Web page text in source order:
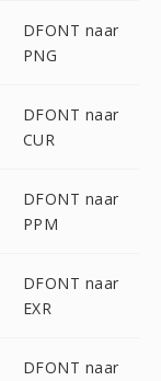
DFONT naar
PNG
DFONT naar
CUR
DFONT naar
PPM
DFONT naar
EXR
DFONT naar